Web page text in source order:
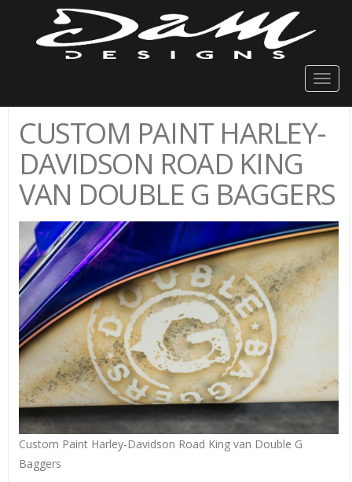
CUSTOM PAINT HARLEY-
DAVIDSON ROAD KING
VAN DOUBLE G BAGGERS
Custom Paint Harley-Davidson Road King van Double G
Baggers